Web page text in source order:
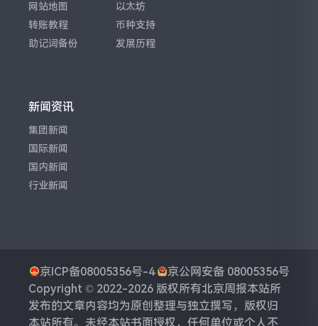
网站地图
转账教程
助记词备份
以太坊
币种支持
发展历程
新闻资讯
集团新闻
国际新闻
国内新闻
行业新闻
京ICP备08005356号-4
京公网安备 08005356号
Copyright © 2022-2026 版权所有北京周报本站所
发布的文章内容均为原创整理与独立撰写，版权归
本站所有。未经本站书面授权，任何单位或个人不